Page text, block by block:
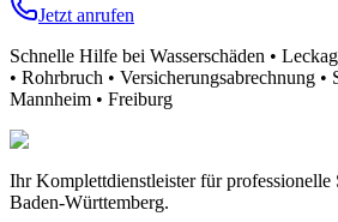
Jetzt anrufen
Schnelle Hilfe bei Wasserschäden •
• Rohrbruch • Versicherungsabrechnung •
Mannheim • Freiburg
Ihr Komplettdienstleister für professionelle
Baden-Württemberg.